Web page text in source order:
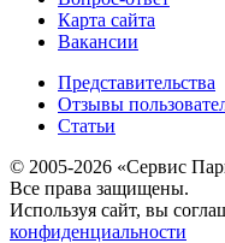
Карта сайта
Вакансии
Представительства
Отзывы
Статьи
© 2005-2026 «Сервис
Все права защищены.
Используя сайт, вы
конфиденциальности